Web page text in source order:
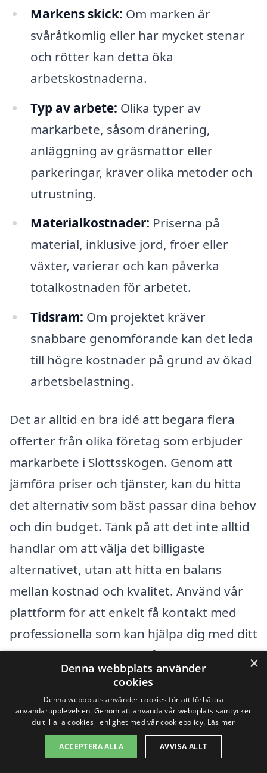
Markens skick: Om marken är
svåråtkomlig eller har mycket stenar
och rötter kan detta öka
arbetskostnaderna.
Typ av arbete: Olika typer av
markarbete, såsom dränering,
anläggning av gräsmattor eller
parkeringar, kräver olika metoder och
utrustning.
Materialkostnader: Priserna på
material, inklusive jord, fröer eller
växter, varierar och kan påverka
totalkostnaden för arbetet.
Tidsram: Om projektet kräver
snabbare genomförande kan det leda
till högre kostnader på grund av ökad
arbetsbelastning.
Det är alltid en bra idé att begära flera
offerter från olika företag som erbjuder
markarbete i Slottsskogen. Genom att
jämföra priser och tjänster, kan du hitta
det alternativ som bäst passar dina behov
och din budget. Tänk på att det inte alltid
handlar om att välja det billigaste
alternativet, utan att hitta en balans
mellan kostnad och kvalitet. Använd vår
plattform för att enkelt få kontakt med
professionella som kan hjälpa dig med ditt
markarbete och för att få skräddarsydda
erbjudanden som passar just dina krav.
Få 3 erbjudanden, gratis och utan
förpliktelser
×
Denna webbplats använder
cookies
Denna webbplats använder cookies för att förbättra
användarupplevelsen. Genom att använda vår webbplats samtycker
du till alla cookies i enlighet med vår cookiepolicy. Läs mer
ACCEPTERA ALLA AVVISA ALLT